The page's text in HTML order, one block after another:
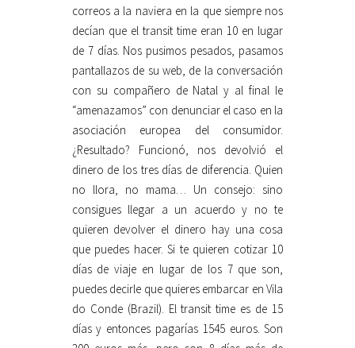
correos a la naviera en la que siempre nos
decían que el transit time eran 10 en lugar
de 7 días. Nos pusimos pesados, pasamos
pantallazos de su web, de la conversación
con su compañero de Natal y al final le
“amenazamos” con denunciar el caso en la
asociación europea del consumidor.
¿Resultado? Funcionó, nos devolvió el
dinero de los tres días de diferencia. Quien
no llora, no mama… Un consejo: sino
consigues llegar a un acuerdo y no te
quieren devolver el dinero hay una cosa
que puedes hacer. Si te quieren cotizar 10
días de viaje en lugar de los 7 que son,
puedes decirle que quieres embarcar en Vila
do Conde (Brazil). El transit time es de 15
días y entonces pagarías 1545 euros. Son